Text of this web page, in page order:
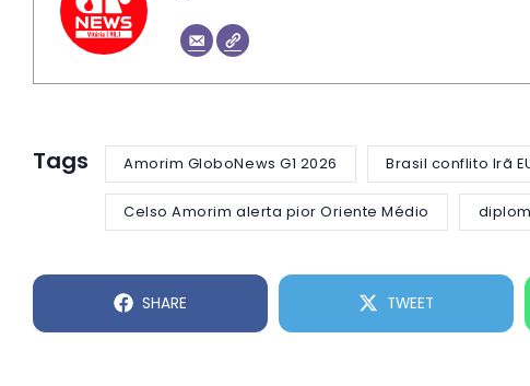
Tags Amorim GloboNews G1 2026 Brasil conflito Irã
Celso Amorim alerta pior Oriente Médio
SHARE TWEET